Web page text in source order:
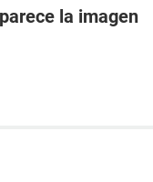
la imagen